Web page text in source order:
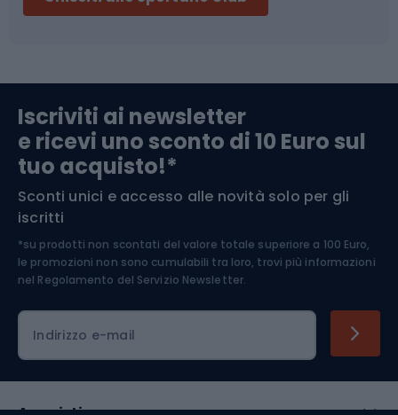
Abbigliamento da escursionismo
Componenti per biciclette
Arrampicata
Medicina dello sport
Abbigliamento ciclistico
Iscriviti ai newsletter
e ricevi uno sconto di 10 Euro sul
tuo acquisto!*
Sconti unici e accesso alle novità solo per gli
iscritti
*su prodotti non scontati del valore totale superiore a 100 Euro,
le promozioni non sono cumulabili tra loro, trovi più informazioni
nel Regolamento del Servizio Newsletter.
Indirizzo e-mail